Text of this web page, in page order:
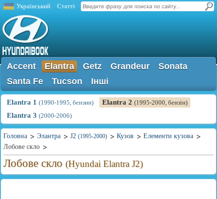
Український Статті
Accent Elantra Getz Grandeur
Sonata
Santa Fe
Tucson Інші
Elantra 1 (1990-1995, бензин) Elantra 2 (1995-2000, бензін)
Elantra 3 (2000-2006)
Головна Элантра J2 (1995-2000) Кузов
Елементи кузова
Лобове скло
Лобове скло (Hyundai Elantra J2)